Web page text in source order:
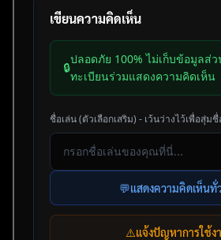
เขียนความคิดเห็น
🔒
ปลอดภัย 100% ไม่เก็บข้อมูลส่
ทะเบียนร่วมแสดงความคิดเห็น
ชื่อเล่น (ตัวเลือกเสริม) - เว้นว่างไว้เพื่อสุ่ม
💬แสดงความคิดเห็นทั่
⚠️แจ้งปัญหาการใช้ง